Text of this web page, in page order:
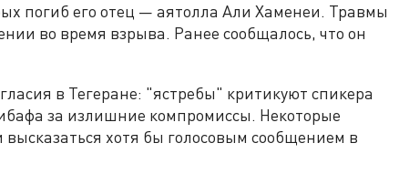
погиб его отец — аятолла Али Хаменеи. Травмы
во время взрыва. Ранее сообщалось, что он
в Тегеране: "ястребы" критикуют спикера
за излишние компромиссы. Некоторые
хотя бы голосовым сообщением в